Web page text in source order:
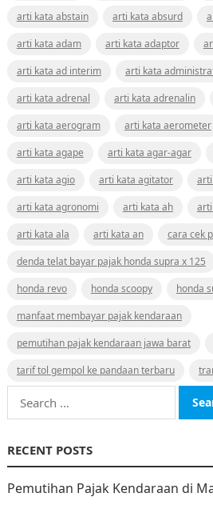
arti kata abstain
arti kata absurd
arti kata adam
arti kata adaptor
arti kata ad interim
arti kata
arti kata adrenal
arti kata adrenalin
arti kata aerogram
arti kata aerometer
arti kata agape
arti kata agar-agar
arti kata agio
arti kata agitator
arti kata agronomi
arti kata ah
arti kata ala
arti kata an
cara cek
denda telat bayar pajak honda supra x 125
honda revo
honda scoopy honda
manfaat membayar pajak kendaraan
pemutihan pajak kendaraan jawa barat
tarif tol gempol ke pandaan terbaru
Search
for:
RECENT POSTS
Pemutihan Pajak Kendaraan di